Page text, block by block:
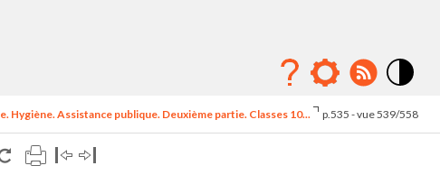
élévé
Hygiène. Assistance publique. Deuxième partie. Classes 10... p.535 - vue 539/558